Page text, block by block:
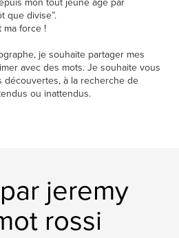
mon tout jeune âge par
que divise”.
ma force !
je souhaite partager mes
avec des mots. Je souhaite vous
découvertes, à la recherche de
ou inattendus.
jeremy
rossi